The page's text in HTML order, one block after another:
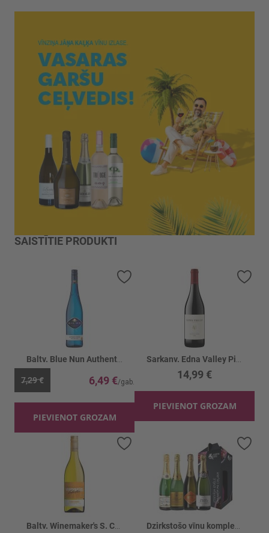
SAISTĪTIE PRODUKTI
7,29 € 6,49 €
PIEVIENOT GROZAM
Pievienot vēlmju sarakstam
14,99 €
PIEVIENOT GROZAM
Pievienot vēlmju sarakstam